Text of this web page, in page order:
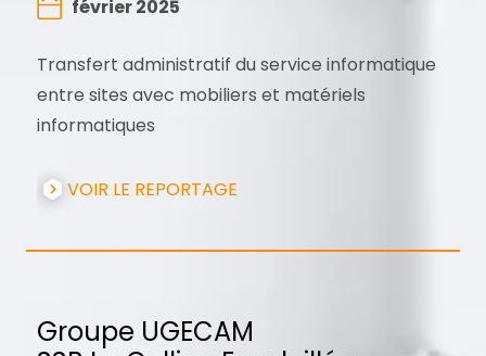
Transfert administratif du service informatique
entre sites avec mobiliers et matériels
informatiques
VOIR LE REPORTAGE
février 2025
Groupe UGECAM